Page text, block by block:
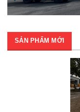
SẢN PHẨM MỚI